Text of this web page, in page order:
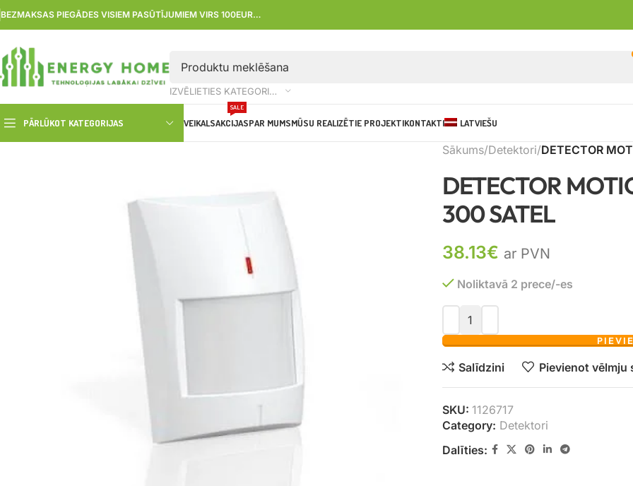
BEZMAKSAS PIEGĀDES VISIEM PASŪTĪJUMIEM VIRS 100EUR…
IZVĒLIETIES KATEGORIJU
PĀRLŪKOT KATEGORIJAS VEIKALSAKCIJAS
SALE
PAR MUMSMŪSU REALIZĒTIE PROJEKTIKONTAKTI LATVIEŠU
Sākums Detektori DETECTOR
DETECTOR
300 SATEL
38.13€ ar PVN
Noliktavā 2 prece/-es
Salīdzini Pievienot vēlmju
SKU: 1126717
Category: Detektori
Dalīties: